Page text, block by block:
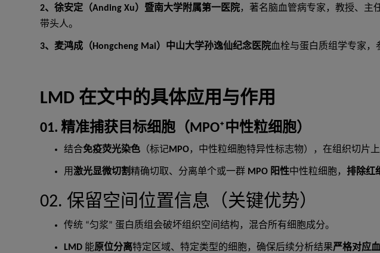
2、徐安定（Anding Xu）暨南大学附属第一医院，著名脑血管病专家，教授、主
带头人。
3、麦鸿成（Hongcheng Mai）中山大学孙逸仙纪念医院血栓与蛋白质组学专家，
LMD 在文中的具体应用与作用
01. 精准捕获目标细胞（MPO⁺中性粒细胞）
结合免疫荧光染色 （标记MPO，中性粒细胞特异性标志物），在组织切片上
用激光显微切割精确切取、分离单个或一群 MPO 阳性中性粒细胞， 排除红
02. 保留空间位置信息（关键优势）
传统 “匀浆” 蛋白质组会破坏组织空间结构，混合所有细胞成分。
LMD 能原位分离特定区域、特定类型的细胞，确保后续分析结果严格对应